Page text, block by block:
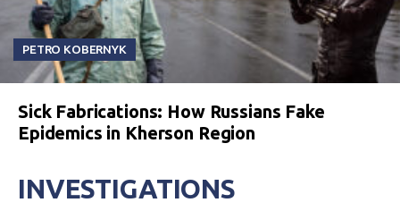
PETRO KOBERNYK
Sick Fabrications: How Russians Fake
Epidemics in Kherson Region
INVESTIGATIONS